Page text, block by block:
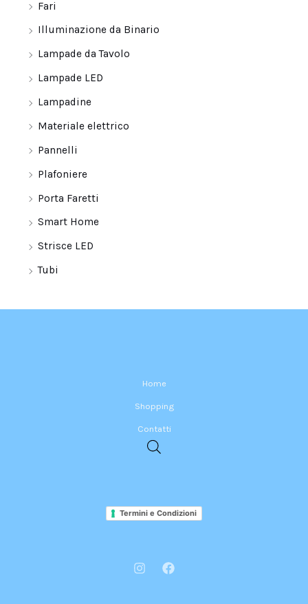
Fari
Illuminazione da Binario
Lampade da Tavolo
Lampade LED
Lampadine
Materiale elettrico
Pannelli
Plafoniere
Porta Faretti
Smart Home
Strisce LED
Tubi
Home
Shopping
Contatti
Termini e Condizioni